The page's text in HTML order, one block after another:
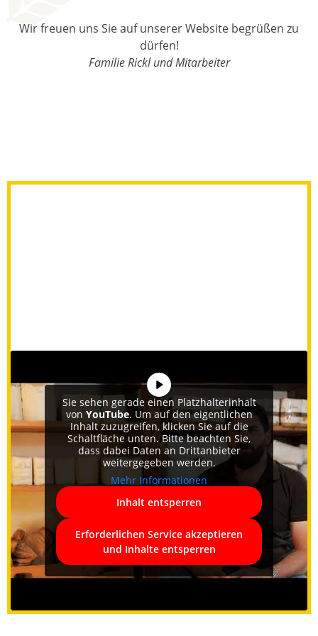
Wir freuen uns Sie auf unserer Website begrüßen zu
dürfen!
Familie Rickl und Mitarbeiter
Sie sehen gerade einen Platzhalterinhalt
von YouTube. Um auf den eigentlichen
Inhalt zuzugreifen, klicken Sie auf die
Schaltfläche unten. Bitte beachten Sie,
dass dabei Daten an Drittanbieter
weitergegeben werden.
Mehr Informationen
Inhalt entsperren
Erforderlichen Service akzeptieren
und Inhalte entsperren